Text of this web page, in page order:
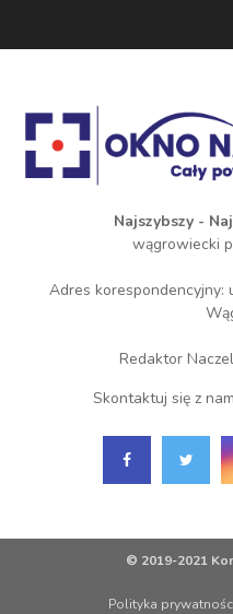
Najszybszy -
wągrowiecki
Adres korespondencyjny:
Redaktor
Skontaktuj się z
© 2019-2021
Polityka